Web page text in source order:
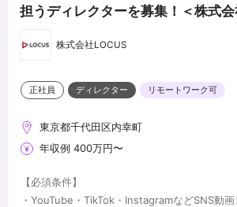
担うディレクターを募集！＜株式
株式会社LOCUS
正社員 ディレクター リモートワーク可
東京都千代田区内幸町
年収例 400万円〜
【必須条件】
・YouTube・TikTok・InstagramなどSNS動画